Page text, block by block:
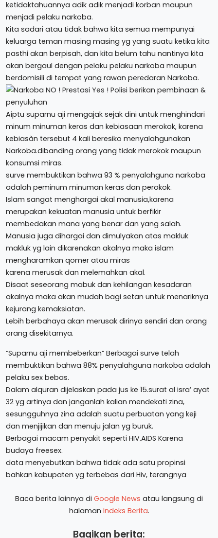
ketidaktahuannya adik adik menjadi korban maupun
menjadi pelaku narkoba.
Kita sadari atau tidak bahwa kita semua mempunyai
keluarga teman masing masing yg yang suatu ketika kita
pasthi akan berpisah, dan kita belum tahu nantinya kita
akan bergaul dengan pelaku pelaku narkoba maupun
berdomisili di tempat yang rawan peredaran Narkoba.
Aiptu suparnu aji mengajak sejak dini untuk menghindari
minum minuman keras dan kebiasaan merokok, karena
kebiasàn tersebut 4 kali beresiko menyalahgunakan
Narkoba.dibanding orang yang tidak merokok maupun
konsumsi miras.
surve membuktikan bahwa 93 % penyalahguna narkoba
adalah peminum minuman keras dan perokok.
Islam sangat menghargai akal manusia,karena
merupakan kekuatan manusia untuk berfikir
membedakan mana yang benar dan yang salah.
Manusia juga dihargai dan dimulyakan atas makluk
makluk yg lain dikarenakan akalnya maka islam
mengharamkan qomer atau miras
karena merusak dan melemahkan akal.
Disaat seseorang mabuk dan kehilangan kesadaran
akalnya maka akan mudah bagi setan untuk menariknya
kejurang kemaksiatan.
Lebih berbahaya akan merusak dirinya sendiri dan orang
orang disekitarnya.
“Suparnu aji membeberkan” Berbagai surve telah
membuktikan bahwa 88% penyalahguna narkoba adalah
pelaku sex bebas.
Dalam alquran dijelaskan pada jus ke 15.surat al isra’ ayat
32 yg artinya dan janganlah kalian mendekati zina,
sesungguhnya zina adalah suatu perbuatan yang keji
dan menjijikan dan menuju jalan yg buruk.
Berbagai macam penyakit seperti HIV.AIDS Karena
budaya freesex.
data menyebutkan bahwa tidak ada satu propinsi
bahkan kabupaten yg terbebas dari Hiv, terangnya
Baca berita lainnya di Google News atau langsung di
halaman Indeks Berita.
Bagikan berita: